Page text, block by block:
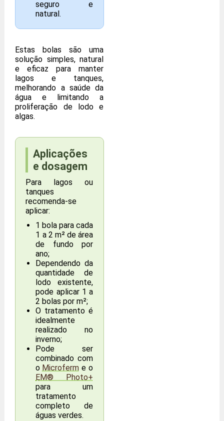
seguro e
natural.
Estas bolas são uma
solução simples, natural
e eficaz para manter
lagos e tanques,
melhorando a saúde da
água e limitando a
proliferação de lodo e
algas.
Aplicações
e dosagem
Para lagos ou
tanques
recomenda-se
aplicar:
1 bola para cada
1 a 2 m² de área
de fundo por
ano;
Dependendo da
quantidade de
lodo existente,
pode aplicar 1 a
2 bolas por m²;
O tratamento é
idealmente
realizado no
inverno;
Pode ser
combinado com
o Microferm e o
EM® Photo+
para um
tratamento
completo de
águas verdes.